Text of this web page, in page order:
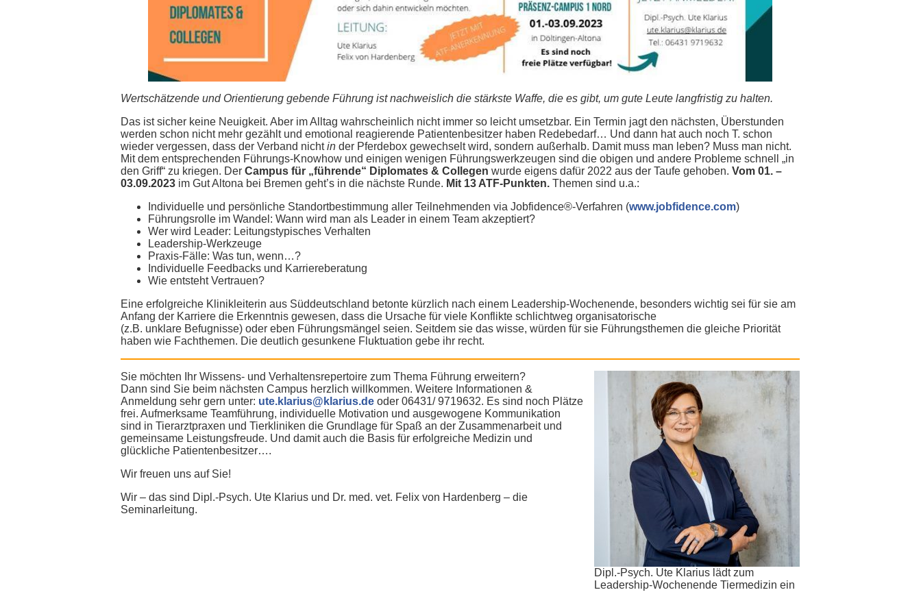
Wertschätzende und Orientierung gebende Führung ist nachweislich die stärkste Waffe, die es gibt, um gute Leute langfristig zu halten.
Das ist sicher keine Neuigkeit. Aber im Alltag wahrscheinlich nicht immer so leicht umsetzbar. Ein Termin jagt den nächsten, Überstunden
werden schon nicht mehr gezählt und emotional reagierende Patientenbesitzer haben Redebedarf… Und dann hat auch noch T. schon
wieder vergessen, dass der Verband nichtin der Pferdebox gewechselt wird, sondern außerhalb. Damit muss man leben? Muss man nicht.
Mit dem entsprechenden Führungs-Knowhow und einigen wenigen Führungswerkzeugen sind die obigen und andere Probleme schnell „in
den Griff“ zu kriegen. Der Campus für „führende“ Diplomates & Collegen wurde eigens dafür 2022 aus der Taufe gehoben. Vom 01. –
03.09.2023 im Gut Altona bei Bremen geht’s in die nächste Runde. Mit 13 ATF-Punkten. Themen sind u.a.:
Individuelle und persönliche Standortbestimmung aller Teilnehmenden via Jobfidence®-Verfahren (www.jobfidence.com)
Führungsrolle im Wandel: Wann wird man als Leader in einem Team akzeptiert?
Wer wird Leader: Leitungstypisches Verhalten
Leadership-Werkzeuge
Praxis-Fälle: Was tun, wenn…?
Individuelle Feedbacks und Karriereberatung
Wie entsteht Vertrauen?
Eine erfolgreiche Klinikleiterin aus Süddeutschland betonte kürzlich nach einem Leadership-Wochenende, besonders wichtig sei für sie am
Anfang der Karriere die Erkenntnis gewesen, dass die Ursache für viele Konflikte schlichtweg organisatorische
(z.B. unklare Befugnisse) oder eben Führungsmängel seien. Seitdem sie das wisse, würden für sie Führungsthemen die gleiche Priorität
haben wie Fachthemen. Die deutlich gesunkene Fluktuation gebe ihr recht.
Dipl.-Psych. Ute Klarius lädt zum
Leadership-Wochenende Tiermedizin ein
Sie möchten Ihr Wissens- und Verhaltensrepertoire zum Thema Führung erweitern?
Dann sind Sie beim nächsten Campus herzlich willkommen. Weitere Informationen &
Anmeldung sehr gern unter: ute.klarius@klarius.de oder 06431/ 9719632. Es sind noch Plätze
frei. Aufmerksame Teamführung, individuelle Motivation und ausgewogene Kommunikation
sind in Tierarztpraxen und Tierkliniken die Grundlage für Spaß an der Zusammenarbeit und
gemeinsame Leistungsfreude. Und damit auch die Basis für erfolgreiche Medizin und
glückliche Patientenbesitzer….
Wir freuen uns auf Sie!
Wir – das sind Dipl.-Psych. Ute Klarius und Dr. med. vet. Felix von Hardenberg – die
Seminarleitung.